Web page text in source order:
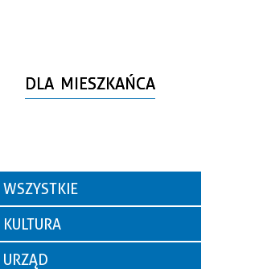
DLA MIESZKAŃCA
WSZYSTKIE
KULTURA
URZĄD